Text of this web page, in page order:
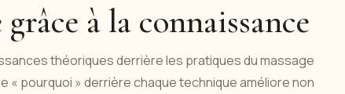
à la connaissance
théoriques derrière les pratiques du massage
pourquoi » derrière chaque technique améliore non